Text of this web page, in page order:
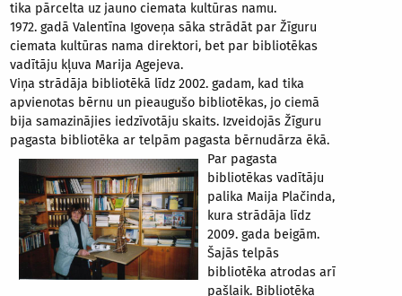
tika pārcelta uz jauno ciemata kultūras namu.
1972. gadā Valentīna Igoveņa sāka strādāt par Žīguru
ciemata kultūras nama direktori, bet par bibliotēkas
vadītāju kļuva Marija Agejeva.
Viņa strādāja bibliotēkā līdz 2002. gadam, kad tika
apvienotas bērnu un pieaugušo bibliotēkas, jo ciemā
bija samazinājies iedzīvotāju skaits. Izveidojās Žīguru
pagasta bibliotēka ar telpām pagasta bērnudārza ēkā.
Par pagasta
bibliotēkas vadītāju
palika Maija Plačinda,
kura strādāja līdz
2009. gada beigām.
Šajās telpās
bibliotēka atrodas arī
pašlaik. Bibliotēka